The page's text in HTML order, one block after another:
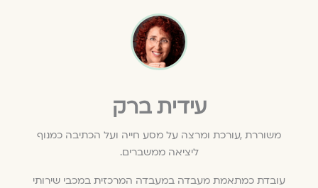
עידית ברק
משוררת ,עורכת ומרצה על מסע חייה ועל הכתיבה כמנוף
ליציאה ממשברים.
עובדת כמתאמת מעבדה במעבדה המרכזית במכבי שירותי